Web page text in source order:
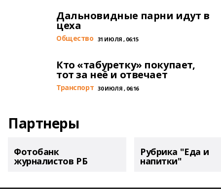
Дальновидные парни идут в
цеха
Общество 31 ИЮЛЯ , 06:15
Кто «табуретку» покупает,
тот за неё и отвечает
Транспорт 30 ИЮЛЯ , 06:16
Партнеры
Фотобанк
журналистов РБ
Рубрика "Еда и
напитки"